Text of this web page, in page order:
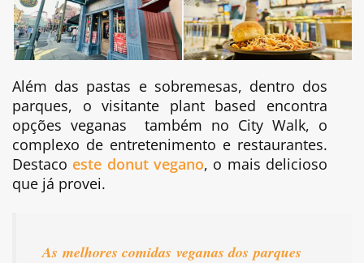
Além das pastas e sobremesas, dentro dos
parques, o visitante plant based encontra
opções veganas também no City Walk, o
complexo de entretenimento e restaurantes.
Destaco este donut vegano, o mais delicioso
que já provei.
As melhores comidas veganas dos parques